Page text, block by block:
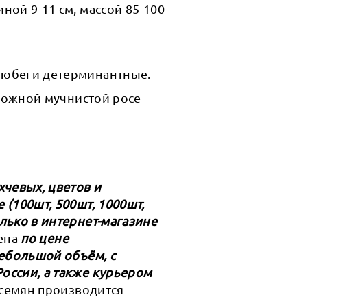
9-11 см, массой 85-100
детерминантные.
мучнистой росе
цветов и
(100шт, 500шт, 1000шт,
в интернет-магазине
по цене
объём, с
а также курьером
производится